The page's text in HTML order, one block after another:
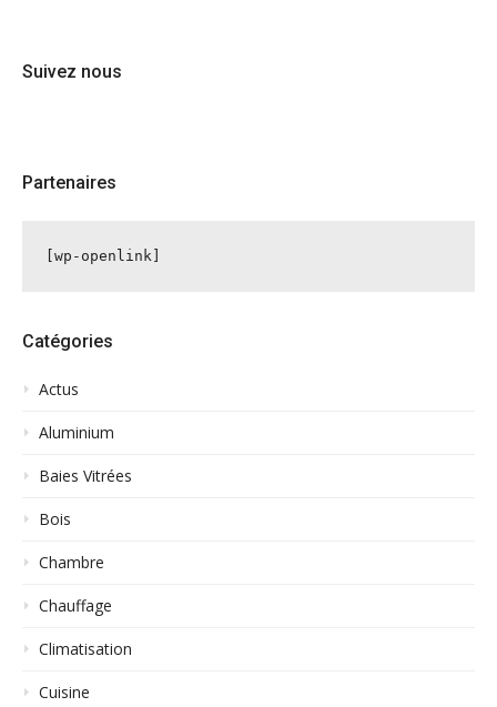
Suivez nous
Partenaires
[wp-openlink]
Catégories
Actus
Aluminium
Baies Vitrées
Bois
Chambre
Chauffage
Climatisation
Cuisine